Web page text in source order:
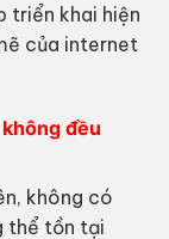
triển khai hiện
của internet
đều
không có
thể tồn tại